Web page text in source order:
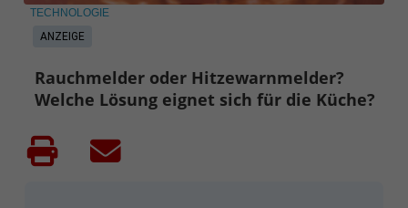
ANZEIGE
TECHNOLOGIE
Rauchmelder oder Hitzewarnmelder?
Welche Lösung eignet sich für die Küche?